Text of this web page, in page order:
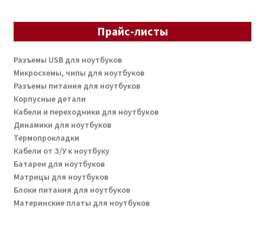
Прайс-листы
Разъемы USB для ноутбуков
Микросхемы, чипы для ноутбуков
Разъемы питания для ноутбуков
Корпусные детали
Кабели и переходники для ноутбуков
Динамики для ноутбуков
Термопрокладки
Кабели от З/У к ноутбуку
Батареи для ноутбуков
Матрицы для ноутбуков
Блоки питания для ноутбуков
Материнские платы для ноутбуков